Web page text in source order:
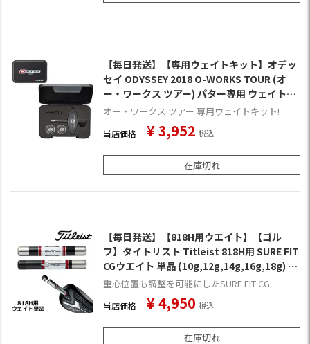
【毎日発送】【専用ウェイトキット】オデッ
セイ ODYSSEY 2018 O-WORKS TOUR (オ
ー・ワークス ツアー) パター専用 ウェイトキ
ット [R-BALL専用](日本正規品)
オー・ワークス ツアー 専用ウェイトキット!
当店価格 ¥3,952 税込
在庫切れ
【毎日発送】【818H用ウエイト】【ゴル
フ】タイトリスト Titleist 818H用 SURE FIT
CGウエイト 単品 (10g,12g,14g,16g,18g) [S
FCGWH88]
重心位置も調整を可能にしたSURE FIT CG
当店価格 ¥4,950 税込
在庫切れ